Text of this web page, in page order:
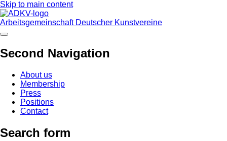
Skip to main content
Arbeitsgemeinschaft Deutscher Kunstvereine
Second Navigation
About us
Membership
Press
Positions
Contact
Search form